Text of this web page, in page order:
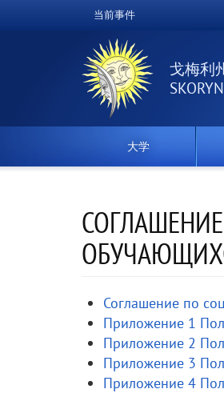
Верхнее
меню
当前事件
戈梅利
大学
Соглашение по
Приложение 1
Приложение 2
Приложение 3
Приложение 4